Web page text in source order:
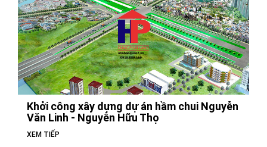
Khởi công xây dựng dự án hầm chui Nguyễn
Văn Linh - Nguyễn Hữu Thọ
XEM TIẾP